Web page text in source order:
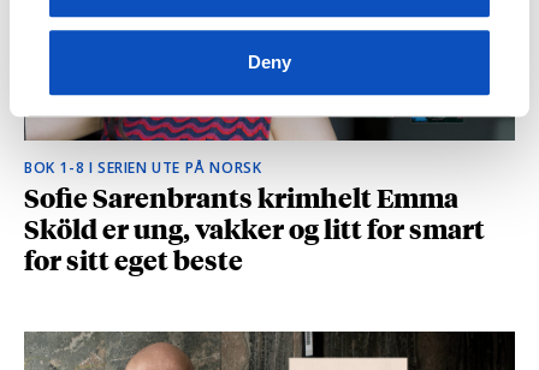
Deny
BOK 1-8 I SERIEN UTE PÅ NORSK
Sofie Sarenbrants krimhelt Emma
Sköld er ung, vakker og litt for smart
for sitt eget beste